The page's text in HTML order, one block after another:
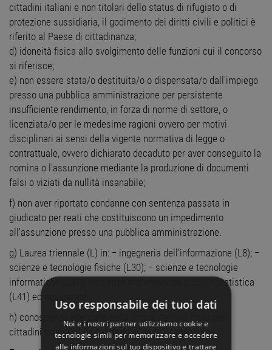
cittadini italiani e non titolari dello status di rifugiato o di
protezione sussidiaria, il godimento dei diritti civili e politici è
riferito al Paese di cittadinanza;
d) idoneità fisica allo svolgimento delle funzioni cui il concorso
si riferisce;
e) non essere stata/o destituita/o o dispensata/o dall'impiego
presso una pubblica amministrazione per persistente
insufficiente rendimento, in forza di norme di settore, o
licenziata/o per le medesime ragioni ovvero per motivi
disciplinari ai sensi della vigente normativa di legge o
contrattuale, ovvero dichiarato decaduto per aver conseguito la
nomina o l'assunzione mediante la produzione di documenti
falsi o viziati da nullità insanabile;
f) non aver riportato condanne con sentenza passata in
giudicato per reati che costituiscono un impedimento
all'assunzione presso una pubblica amministrazione.
g) Laurea triennale (L) in: − ingegneria dell’informazione (L8); −
scienze e tecnologie fisiche (L30); − scienze e tecnologie
informatiche (L31); − scienze matematiche (L35); − statistica
(L41) ed equiparate.
h) conoscenza adeguata della lingua italiana (solo per i
cittadini stranieri) da valutarsi in sede di colloquio.
Uso responsabile dei tuoi dati
Noi e i nostri partner utilizziamo cookie e
tecnologie simili per memorizzare e accedere
alle informazioni sul tuo dispositivo e trattare